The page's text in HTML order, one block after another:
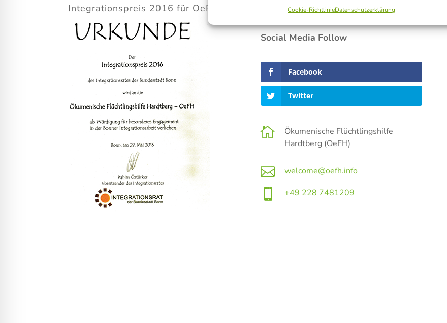
Cookie-RichtlinieDatenschutzerklärung
Integrationspreis 2016 für OeFH Home Über uns Mitmachen
Social Media Follow
Facebook
Twitter

Ökumenische Flüchtlingshilfe
Hardtberg (OeFH)
 welcome@oefh.info
 +49 228 7481209